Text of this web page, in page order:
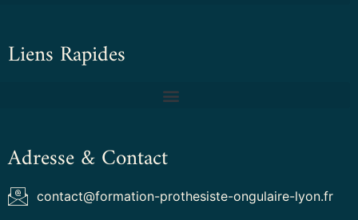
Liens Rapides
Adresse & Contact
contact@formation-prothesiste-ongulaire-lyon.fr